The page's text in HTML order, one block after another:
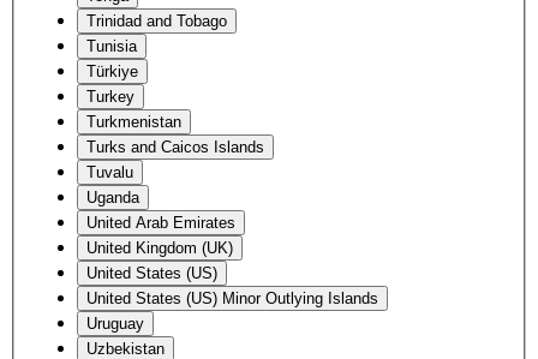
Trinidad and Tobago
Tunisia
Türkiye
Turkey
Turkmenistan
Turks and Caicos Islands
Tuvalu
Uganda
United Arab Emirates
United Kingdom (UK)
United States (US)
United States (US) Minor Outlying Islands
Uruguay
Uzbekistan